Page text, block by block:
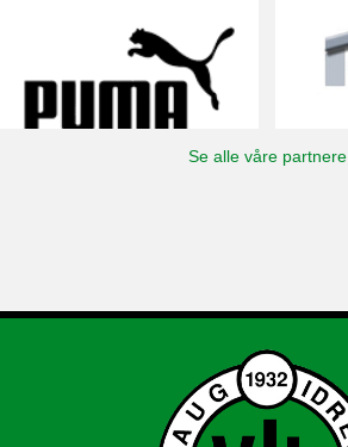
Se alle våre partnere